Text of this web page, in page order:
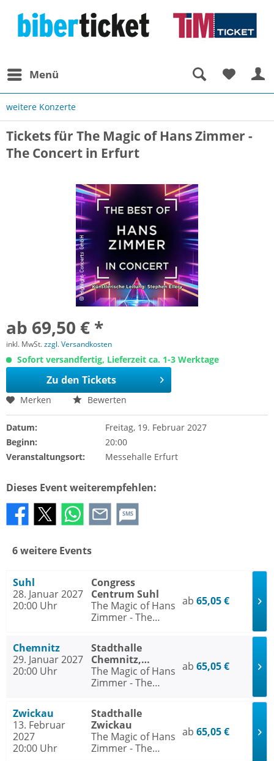
Menü
weitere Konzerte
Tickets für The Magic of Hans Zimmer -
The Concert in Erfurt
ab 69,50 € *
inkl. MwSt.zzgl. Versandkosten
Sofort versandfertig, Lieferzeit ca. 1-3 Werktage
Zu den Tickets
Merken Bewerten
Datum:
Freitag, 19. Februar 2027
Beginn:
20:00
Veranstaltungsort:
Messehalle Erfurt
Dieses Event weiterempfehlen:
SMS
6 weitere Events
Suhl
28. Januar 2027
20:00 Uhr
Congress
Centrum Suhl
The Magic of Hans
Zimmer - The
ab 65,05 €
Chemnitz
29. Januar 2027
20:00 Uhr
Stadthalle
Chemnitz,
Stadthallen-Saal
The Magic of Hans
Zimmer - The
ab 65,05 €
Zwickau
13. Februar
2027
20:00 Uhr
Stadthalle
Zwickau
The Magic of Hans
Zimmer - The
ab 65,05 €